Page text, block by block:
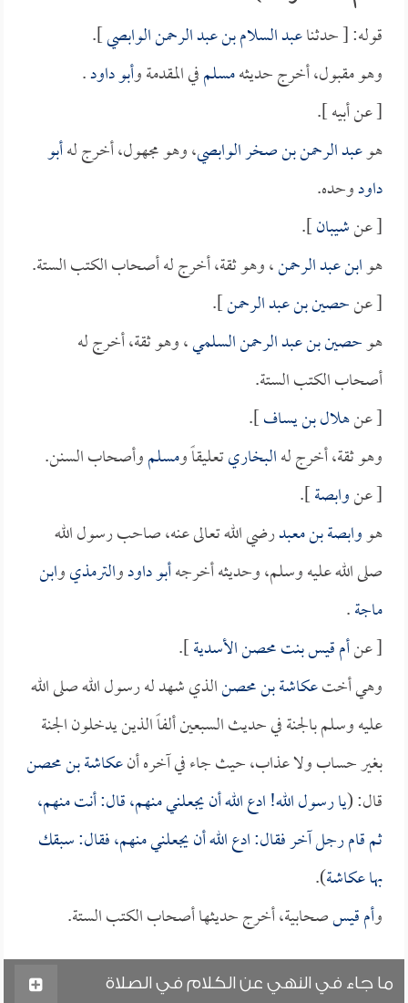
قوله: [ حدثناعبد السلام بن عبد الرحمن الوابصي].
وهو مقبول، أخرج حديثهمسلمفي المقدمة وأبو داود.
[ عن أبيه ].
هوعبد الرحمن بن صخر الوابصي، وهو مجهول، أخرج لهأبو
داودوحده.
[ عنشيبان].
هوابن عبد الرحمن، وهو ثقة، أخرج له أصحاب الكتب الستة.
[ عنحصين بن عبد الرحمن].
هوحصين بن عبد الرحمن السلمي، وهو ثقة، أخرج له
أصحاب الكتب الستة.
[ عنهلال بن يساف].
وهو ثقة، أخرج لهالبخاريتعليقاً ومسلموأصحاب السنن.
[ عنوابصة].
هووابصة بن معبدرضي الله تعالى عنه، صاحب رسول الله
صلى الله عليه وسلم، وحديثه أخرجهأبو داودوالترمذيوابن
ماجة.
[ عنأم قيس بنت محصن الأسدية].
وهي أختعكاشة بن محصنالذي شهد له رسول الله صلى الله
عليه وسلم بالجنة في حديث السبعين ألفاً الذين يدخلون الجنة
بغير حساب ولا عذاب، حيث جاء في آخره أنعكاشة بن محصن
قال: (يا رسول الله! ادع الله أن يجعلني منهم، قال: أنت منهم،
ثم قام رجل آخر فقال: ادع الله أن يجعلني منهم، فقال: سبقك
بهاعكاشة).
وأم قيسصحابية، أخرج حديثها أصحاب الكتب الستة.
ما جاء في النهي عن الكلام في الصلاة